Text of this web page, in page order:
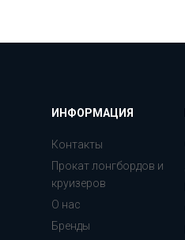
ИНФОРМАЦИЯ
Контакты
Прокат лонгбордов и
круизеров
О нас
Бренды